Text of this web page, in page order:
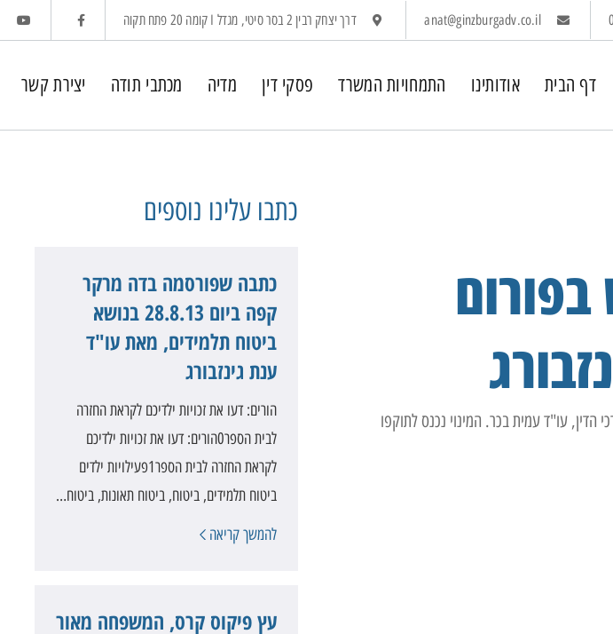
anat@ginzburgadv.co.il דרך יצחק רבין 2 בסר סיטי, מגדל I קומה 20 פתח תקוה
דף הבית אודותינו התמחויות המשרד פסקי דין מדיה מכתבי תודה יצירת קשר
עורכי הדין, עו"ד עמית בכר. המינוי נכנס לתוקפו
כתבו עלינו נוספים
כתבה שפורסמה בדה מרקר
קפה ביום 28.8.13 בנושא
ביטוח תלמידים, מאת עו"ד
ענת גינזבורג
הורים: דעו את זכויות ילדיכם לקראת החזרה
לבית הספר0הורים: דעו את זכויות ילדיכם
לקראת החזרה לבית הספר‎1פעילויות ילדים
ביטוח תלמידים, ביטוח, ביטוח תאונות, ביטוח…
להמשך קריאה
עץ פיקוס קרס, המשפחה מאור